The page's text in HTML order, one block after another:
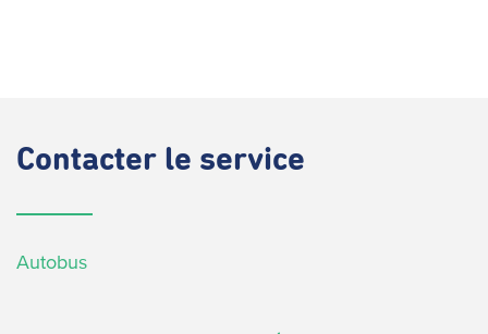
Contacter le service
Autobus